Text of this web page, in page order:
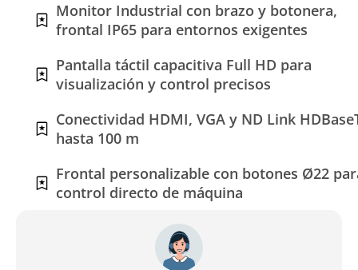
Monitor Industrial con brazo y botonera,
frontal IP65 para entornos exigentes
Pantalla táctil capacitiva Full HD para
visualización y control precisos
Conectividad HDMI, VGA y ND Link
hasta 100 m
Frontal personalizable con botones Ø22
control directo de máquina